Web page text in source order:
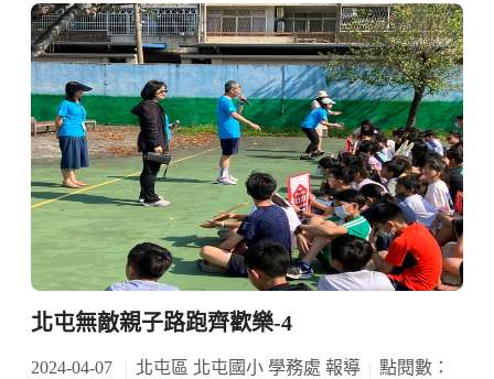
北屯無敵親子路跑齊歡樂-4
2024-04-07 北屯區 北屯國小 學務處 報導
點閱數：